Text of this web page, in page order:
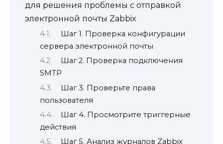
для решения проблемы с отправкой
электронной почты Zabbix
Шаг 1. Проверка конфигурации
сервера электронной почты
Шаг 2. Проверка подключения
SMTP
Шаг 3. Проверьте права
пользователя
Шаг 4. Просмотрите триггерные
действия
Шаг 5. Анализ журналов Zabbix